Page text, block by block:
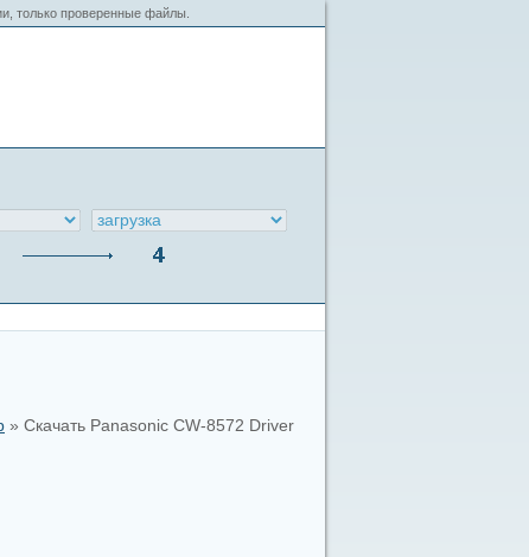
только проверенные файлы.
» Скачать Panasonic CW-8572 Driver